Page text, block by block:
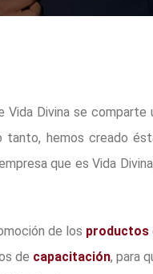
Divina se comparte
tanto, hemos creado
que es Vida
de los productos
de capacitación, para